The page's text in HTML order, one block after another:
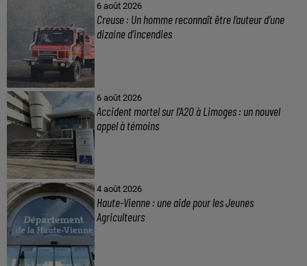
6 août 2026
Creuse : Un homme reconnaît être l’auteur d’une
dizaine d’incendies
6 août 2026
Accident mortel sur l’A20 à Limoges : un nouvel
appel à témoins
4 août 2026
Haute-Vienne : une aide pour les Jeunes
Agriculteurs